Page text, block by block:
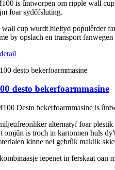
is ûntworpen om ripple wall
foar sydôfsluting.
cup wurdt hieltyd populêrder
by opslach en transport
detail
desto bekerfoarmmasine
Desto bekerfoarmmasine is
alternatyf foar plestik
omjûn is troch in kartonnen huls
kinne nei gebrûk maklik
iepenet in ferskaat oan